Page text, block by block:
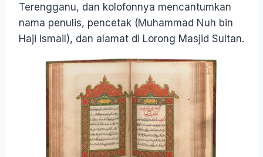
Terengganu, dan kolofonnya mencantumkan
nama penulis, pencetak (Muhammad Nuh bin
Haji Ismail), dan alamat di Lorong Masjid Sultan.